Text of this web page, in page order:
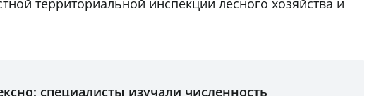
территориальной инспекции лесного хозяйства и
специалисты изучали численность